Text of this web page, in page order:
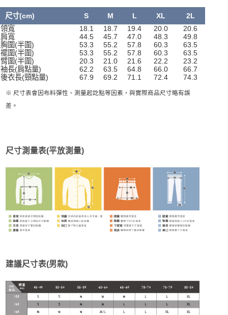
尺寸(cm) S M L XL
2L
領寬
18.1 18.7 19.4 20.0
20.6
肩寬
44.5 45.7 47.0 48.3
49.8
胸圍(半圍)
53.3 55.2 57.8 60.3
63.5
襬圍(半圍)
53.3 55.2 57.8 60.3
63.5
臂圍(半圍)
20.3 21.0 21.6 22.2
23.2
袖長(肩點量)
62.2 63.5 64.8 66.0
66.7
後衣長(頸點量)
67.9 69.2 71.1 72.4 74.3
※ 尺寸表會因布料彈性、測量起訖點等因素，與實際商品尺寸略有誤
差。
尺寸測量表(平放測量)
建議尺寸表(男款)